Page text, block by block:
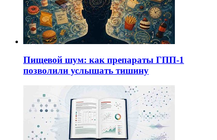
Пищевой шум: как препараты ГПП-1
позволили услышать тишину